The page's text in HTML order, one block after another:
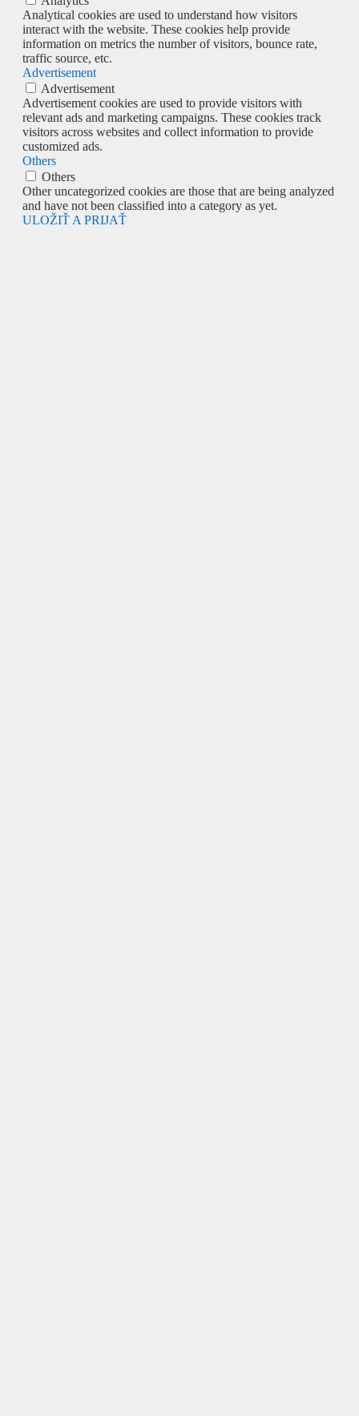
Analytical cookies are used to understand how visitors
interact with the website. These cookies help provide
information on metrics the number of visitors, bounce rate,
traffic source, etc.
Advertisement
Advertisement
Advertisement cookies are used to provide visitors with
relevant ads and marketing campaigns. These cookies track
visitors across websites and collect information to provide
customized ads.
Others
Others
Other uncategorized cookies are those that are being analyzed
and have not been classified into a category as yet.
ULOŽIŤ A PRIJAŤ